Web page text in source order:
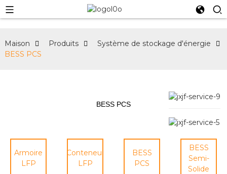
Maison Produits
Système de stockage d'énergie
BESS PCS
BESS PCS
Armoire
LFP
Conteneur
LFP
BESS
PCS
BESS
Semi-
Solide